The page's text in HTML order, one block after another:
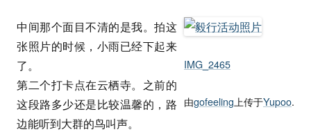
IMG_2465
由gofeeling 上传于Yupoo.
中间那个面目不清的是我。拍这
张照片的时候，小雨已经下起来
了。
第二个打卡点在云栖寺。之前的
这段路多少还是比较温馨的，路
边能听到大群的鸟叫声。